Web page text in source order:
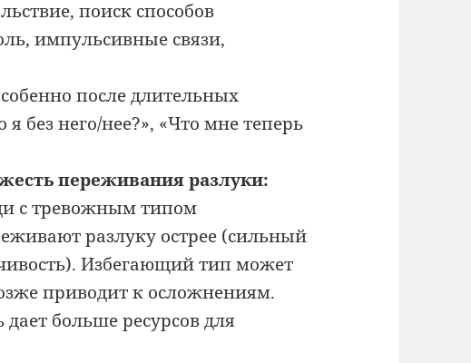
поиск способов
импульсивные связи,
после длительных
без него/нее?», «Что мне теперь
переживания разлуки:
с тревожным типом
разлуку острее (сильный
Избегающий тип может
приводит к осложнениям.
больше ресурсов для